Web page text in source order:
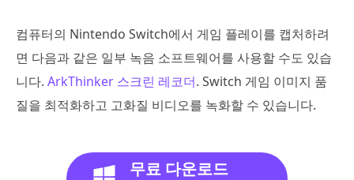
컴퓨터의 Nintendo Switch에서 게임 플레이를 캡처하려
면 다음과 같은 일부 녹음 소프트웨어를 사용할 수도 있습
니다. ArkThinker 스크린 레코더. Switch 게임 이미지 품
질을 최적화하고 고화질 비디오를 녹화할 수 있습니다.
무료 다운로드